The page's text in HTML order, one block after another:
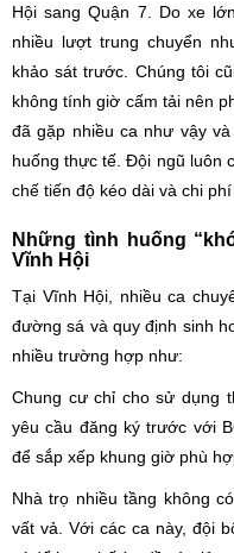
Hội sang Quận 7. Do xe
nhiều lượt trung chuyển
khảo sát trước. Chúng tôi
không tính giờ cấm tải nên
đã gặp nhiều ca như vậy
huống thực tế. Đội ngũ luôn
chế tiến độ kéo dài và chi phí
Những tình huống
Vĩnh Hội
Tại Vĩnh Hội, nhiều ca
đường sá và quy định sinh
nhiều trường hợp như:
Chung cư chỉ cho sử dụng
yêu cầu đăng ký trước với
để sắp xếp khung giờ phù
Nhà trọ nhiều tầng không
vất vả. Với các ca này, đội